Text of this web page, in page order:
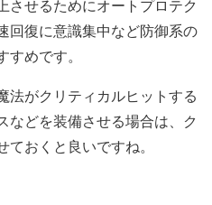
させるためにオートプロテク
回復に意識集中など防御系の
めです。
法がクリティカルヒットする
などを装備させる場合は、ク
おくと良いですね。